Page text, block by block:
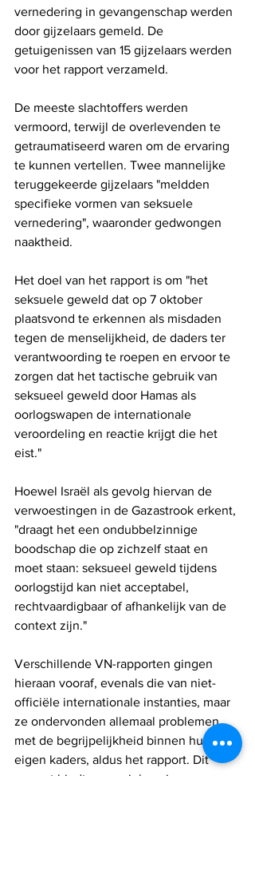
vernedering in gevangenschap werden
door gijzelaars gemeld. De
getuigenissen van 15 gijzelaars werden
voor het rapport verzameld.
De meeste slachtoffers werden
vermoord, terwijl de overlevenden te
getraumatiseerd waren om de ervaring
te kunnen vertellen. Twee mannelijke
teruggekeerde gijzelaars "meldden
specifieke vormen van seksuele
vernedering", waaronder gedwongen
naaktheid.
Het doel van het rapport is om "het
seksuele geweld dat op 7 oktober
plaatsvond te erkennen als misdaden
tegen de menselijkheid, de daders ter
verantwoording te roepen en ervoor te
zorgen dat het tactische gebruik van
seksueel geweld door Hamas als
oorlogswapen de internationale
veroordeling en reactie krijgt die het
eist."
Hoewel Israël als gevolg hiervan de
verwoestingen in de Gazastrook erkent,
"draagt ​​het een ondubbelzinnige
boodschap die op zichzelf staat en
moet staan: seksueel geweld tijdens
oorlogstijd kan niet acceptabel,
rechtvaardigbaar of afhankelijk van de
context zijn."
Verschillende VN-rapporten gingen
hieraan vooraf, evenals die van niet-
officiële internationale instanties, maar
ze ondervonden allemaal problemen
met de begrijpelijkheid binnen hun
eigen kaders, aldus het rapport. Dit
rapport biedt een unieke mix van